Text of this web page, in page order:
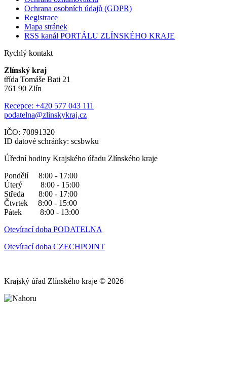
Ochrana osobních údajů (GDPR)
Registrace
Mapa stránek
RSS kanál PORTÁLU ZLÍNSKÉHO KRAJE
Rychlý kontakt
Zlínský kraj
třída Tomáše Bati 21
761 90 Zlín
Recepce: +420 577 043 111
podatelna@zlinskykraj.cz
IČO: 70891320
ID datové schránky: scsbwku
Úřední hodiny Krajského úřadu Zlínského kraje
Pondělí 8:00 - 17:00
Úterý 8:00 - 15:00
Středa 8:00 - 17:00
Čtvrtek 8:00 - 15:00
Pátek 8:00 - 13:00
Otevírací doba PODATELNA
Otevírací doba CZECHPOINT
Krajský úřad Zlínského kraje © 2026